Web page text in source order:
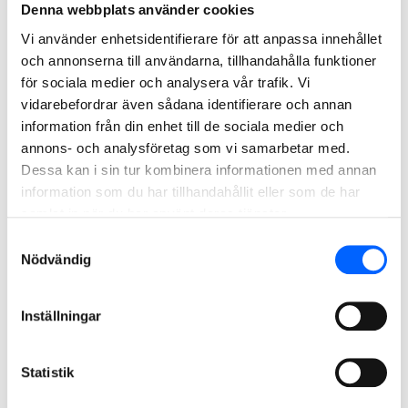
Denna webbplats använder cookies
Vi använder enhetsidentifierare för att anpassa innehållet
och annonserna till användarna, tillhandahålla funktioner
för sociala medier och analysera vår trafik. Vi
vidarebefordrar även sådana identifierare och annan
information från din enhet till de sociala medier och
annons- och analysföretag som vi samarbetar med.
Dessa kan i sin tur kombinera informationen med annan
information som du har tillhandahållit eller som de har
Nödvändig
Inställningar
Statistik
Harald Suhonen spikar valvbordslister.